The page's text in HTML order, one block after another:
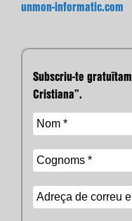
unmon-informatic.com
Subscriu-te
Cristiana”.